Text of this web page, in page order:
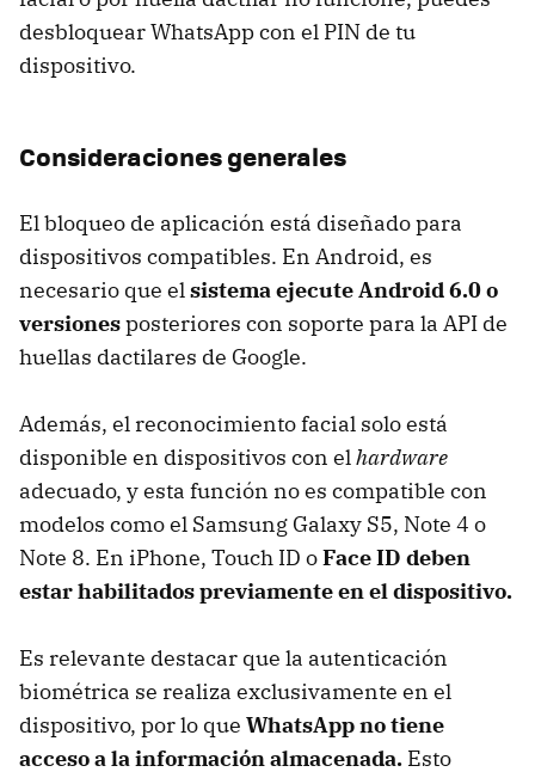
desbloquear WhatsApp con el PIN de tu
dispositivo.
Consideraciones generales
El bloqueo de aplicación está diseñado para
dispositivos compatibles. En Android, es
necesario que elsistema ejecute Android 6.0 o
versionesposteriores con soporte para la API de
huellas dactilares de Google.
Además, el reconocimiento facial solo está
disponible en dispositivos con elhardware
adecuado, y esta función no es compatible con
modelos como el Samsung Galaxy S5, Note 4 o
Note 8. En iPhone, Touch ID oFace ID deben
estar habilitados previamente en el dispositivo.
Es relevante destacar que la autenticación
biométrica se realiza exclusivamente en el
dispositivo, por lo que WhatsApp no tiene
acceso a la información almacenada. Esto